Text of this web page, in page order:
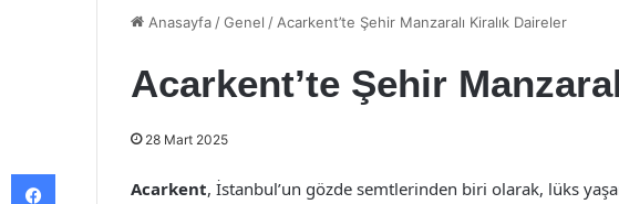
Anasayfa /Genel / Acarkent’te Şehir Manzaralı Kiralık Daireler
Acarkent’te Şehir
28 Mart 2025
Acarkent, İstanbul’un gözde semtlerinden biri olarak, lüks
Facebook